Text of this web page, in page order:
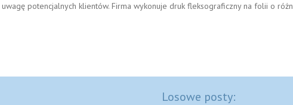
potencjalnych klientów. Firma wykonuje druk fleksograficzny na folii o
Losowe posty: